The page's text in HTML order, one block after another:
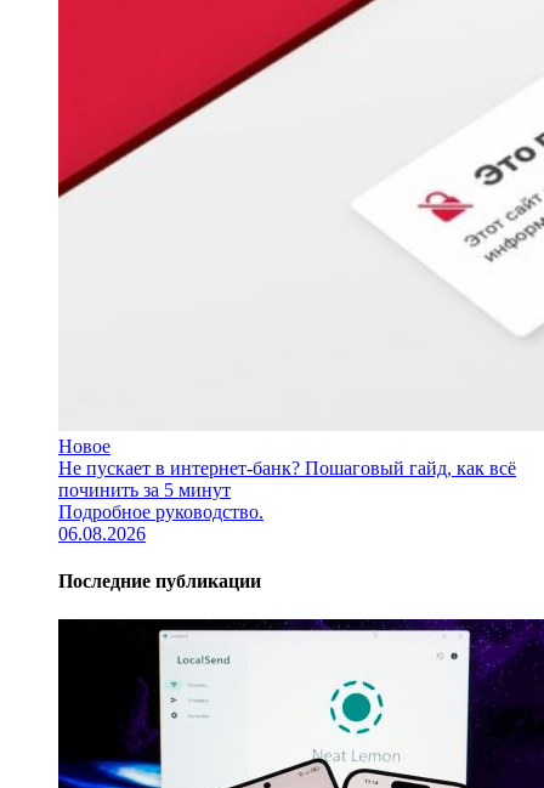
Новое
Не пускает в интернет-банк? Пошаговый гайд, как всё
починить за 5 минут
Подробное руководство.
06.08.2026
Последние публикации